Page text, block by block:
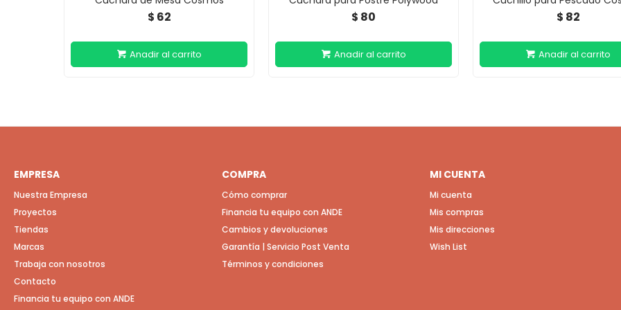
$ 62 $ 80 $ 82
EMPRESA
Nuestra Empresa
Proyectos
Tiendas
Marcas
Trabaja con nosotros
Contacto
Financia tu equipo con ANDE
COMPRA
Cómo comprar
Financia tu equipo con ANDE
Cambios y devoluciones
Garantía | Servicio Post Venta
Términos y condiciones
MI CUENTA
Mi cuenta
Mis compras
Mis direcciones
Wish List